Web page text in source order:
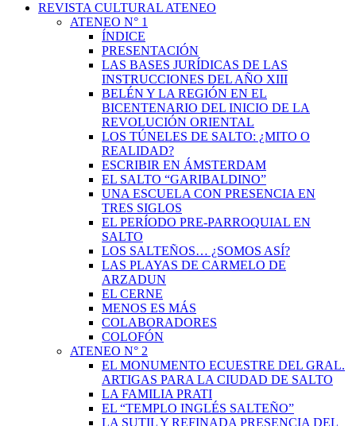
REVISTA CULTURAL ATENEO
ATENEO N° 1
ÍNDICE
PRESENTACIÓN
LAS BASES JURÍDICAS DE LAS
INSTRUCCIONES DEL AÑO XIII
BELÉN Y LA REGIÓN EN EL
BICENTENARIO DEL INICIO DE LA
REVOLUCIÓN ORIENTAL
LOS TÚNELES DE SALTO: ¿MITO O
REALIDAD?
ESCRIBIR EN ÁMSTERDAM
EL SALTO “GARIBALDINO”
UNA ESCUELA CON PRESENCIA EN
TRES SIGLOS
EL PERÍODO PRE-PARROQUIAL EN
SALTO
LOS SALTEÑOS… ¿SOMOS ASÍ?
LAS PLAYAS DE CARMELO DE
ARZADUN
EL CERNE
MENOS ES MÁS
COLABORADORES
COLOFÓN
ATENEO N° 2
EL MONUMENTO ECUESTRE DEL GRAL.
ARTIGAS PARA LA CIUDAD DE SALTO
LA FAMILIA PRATI
EL “TEMPLO INGLÉS SALTEÑO”
LA SUTIL Y REFINADA PRESENCIA DEL